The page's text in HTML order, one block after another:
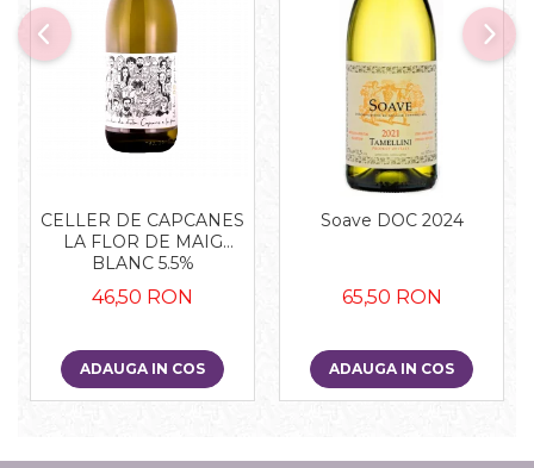
CELLER DE CAPCANES
LA FLOR DE MAIG
BLANC 5.5%
46,50 RON
ADAUGA IN COS
Soave DOC 2024
65,50 RON
ADAUGA IN COS